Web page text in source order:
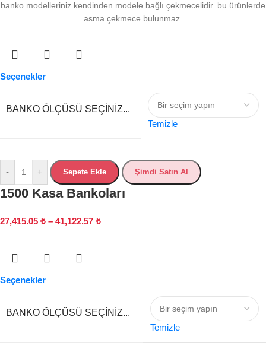
banko modelleriniz kendinden modele bağlı çekmecelidir. bu ürünlerde
asma çekmece bulunmaz.
Seçenekler
BANKO ÖLÇÜSÜ SEÇINIZ...
Temizle
- + Sepete Ekle Şimdi Satın Al
1500 Kasa Bankoları
27,415.05 ₺ – 41,122.57 ₺
Seçenekler
BANKO ÖLÇÜSÜ SEÇINIZ...
Temizle